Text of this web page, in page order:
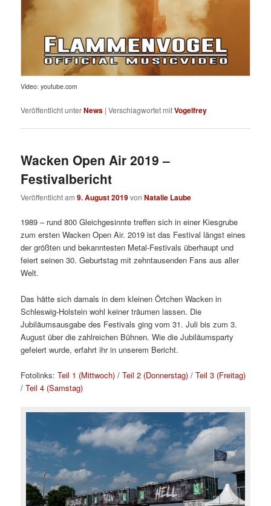
Video: youtube.com
Veröffentlicht unterNews |Verschlagwortet mitVogelfrey
Wacken Open Air 2019 –
Festivalbericht
Veröffentlicht am9. August 2019vonNatalie Laube
1989 – rund 800 Gleichgesinnte treffen sich in einer Kiesgrube
zum ersten Wacken Open Air. 2019 ist das Festival längst eines
der größten und bekanntesten Metal-Festivals überhaupt und
feiert seinen 30. Geburtstag mit zehntausenden Fans aus aller
Welt.
Das hätte sich damals in dem kleinen Örtchen Wacken in
Schleswig-Holstein wohl keiner träumen lassen. Die
Jubiläumsausgabe des Festivals ging vom 31. Juli bis zum 3.
August über die zahlreichen Bühnen. Wie die Jubiläumsparty
gefeiert wurde, erfahrt ihr in unserem Bericht.
Fotolinks:Teil 1 (Mittwoch) /Teil 2 (Donnerstag) /Teil 3 (Freitag)
/Teil 4 (Samstag)